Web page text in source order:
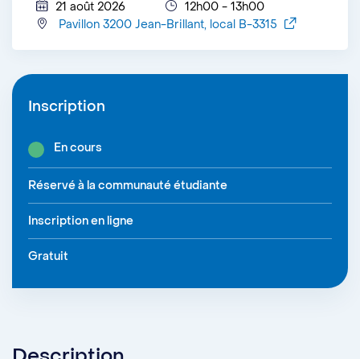
21 août 2026
12h00 - 13h00
Pavillon 3200 Jean-Brillant, local B-3315
Inscription
En cours
Réservé à la communauté étudiante
Inscription en ligne
Gratuit